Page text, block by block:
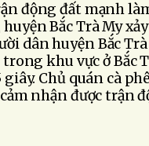
động đất mạnh
Bắc Trà My
dân huyện Bắc
khu vực ở Bắc
Chủ quán cà
nhận được trận